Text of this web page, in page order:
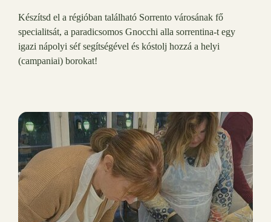
Készítsd el a régióban található Sorrento városának fő
specialitsát, a paradicsomos Gnocchi alla sorrentina-t egy
igazi nápolyi séf segítségével és kóstolj hozzá a helyi
(campaniai) borokat!